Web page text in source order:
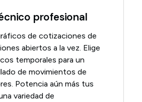
profesional
de cotizaciones de
abiertos a la vez. Elige
temporales para un
de movimientos de
Potencia aún más tus
variedad de